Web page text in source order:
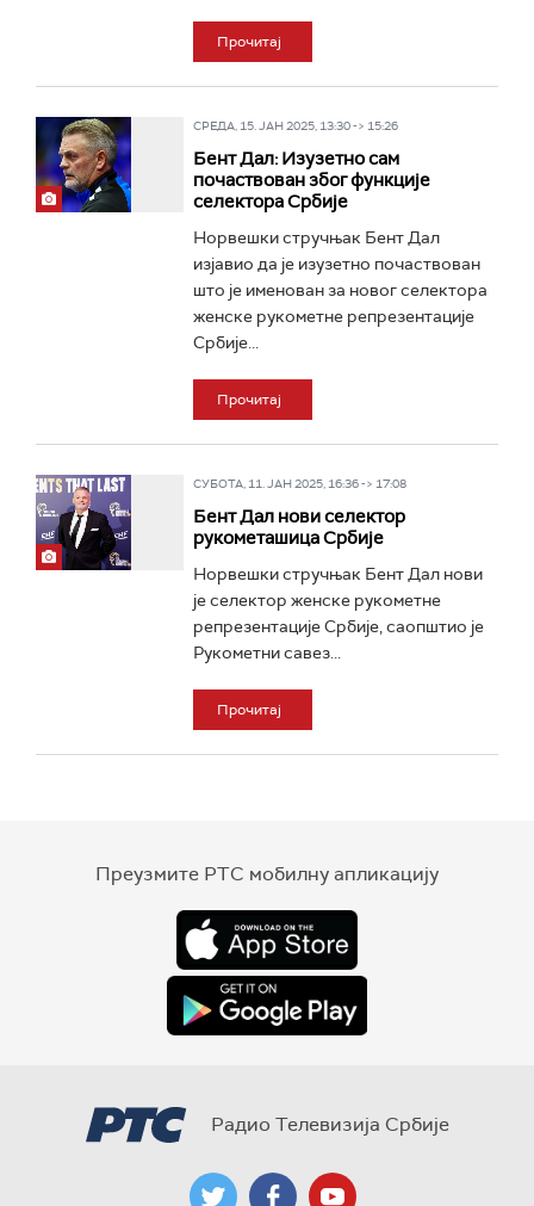
Прочитај
СРЕДА, 15. ЈАН 2025, 13:30 -> 15:26
Бент Дал: Изузетно сам
почаствован због функције
селектора Србије
Норвешки стручњак Бент Дал
изјавио да је изузетно почаствован
што је именован за новог селектора
женске рукометне репрезентације
Србије...
Прочитај
СУБОТА, 11. ЈАН 2025, 16:36 -> 17:08
Бент Дал нови селектор
рукометашица Србије
Норвешки стручњак Бент Дал нови
је селектор женске рукометне
репрезентације Србије, саопштио је
Рукометни савез...
Прочитај
Преузмите РТС мобилну апликацију
Радио Телевизија Србије